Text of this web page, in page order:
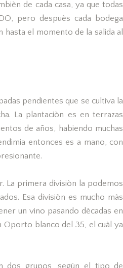
de cada casa, ya que todas
pero despuès cada bodega
el momento de la salida al
pendientes que se cultiva la
La plantaciòn es en terrazas
de años, habiendo muchas
entonces es a mano, con
La primera divisiòn la podemos
Esa divisiòn es mucho màs
un vino pasando dècadas en
Oporto blanco del 35, el cuàl ya
dos grupos, segùn el tipo de